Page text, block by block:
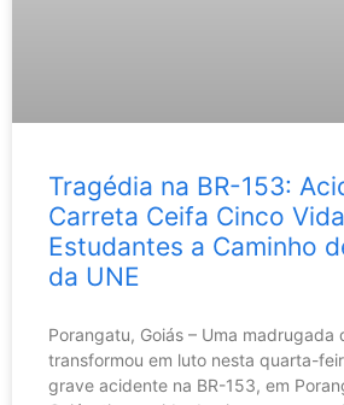
Tragédia na BR-153:
Carreta Ceifa Cinco
Estudantes a Caminho
da UNE
Porangatu, Goiás – Uma
transformou em luto nesta quarta-
grave acidente na BR-153, em